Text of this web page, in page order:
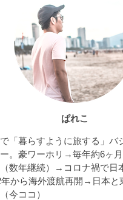
ぱれこ
「暮らすように旅する」バ
。豪ワーホリ→毎年約6ヶ
数年継続）→コロナ禍で日
から海外渡航再開→日本と
今ココ）